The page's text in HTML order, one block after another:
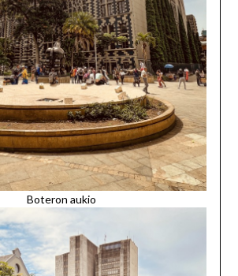
Boteron aukio